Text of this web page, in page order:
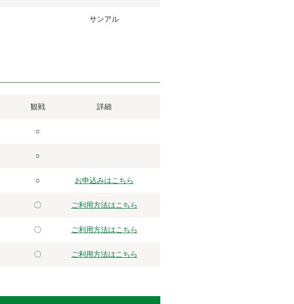
サンアル
観戦 詳細
○
○
○ お申込みはこちら
〇 ご利用方法はこちら
〇 ご利用方法はこちら
〇 ご利用方法はこちら